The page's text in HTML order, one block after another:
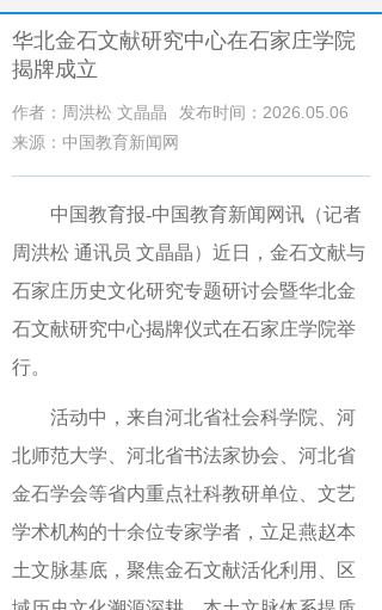
华北金石文献研究中心在石家庄学院
揭牌成立
作者：周洪松 文晶晶
发布时间：2026.05.06
来源：中国教育新闻网
中国教育报-中国教育新闻网讯（记者
周洪松 通讯员 文晶晶） 近日，金石文献与
石家庄历史文化研究专题研讨会暨华北金
石文献研究中心揭牌仪式在石家庄学院举
行。
活动中，来自河北省社会科学院、河
北师范大学、河北省书法家协会、河北省
金石学会等省内重点社科教研单位、文艺
学术机构的十余位专家学者，立足燕赵本
土文脉基底，聚焦金石文献活化利用、区